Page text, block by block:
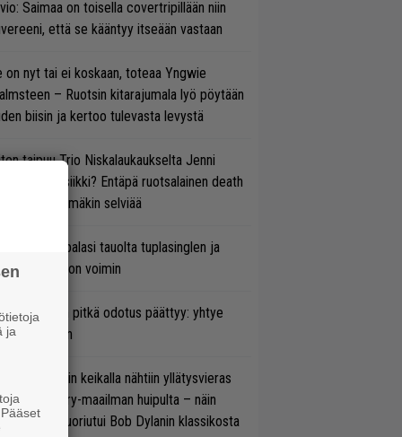
Saimaa on toisella covertripillään niin
että se kääntyy itseään vastaan
on nyt tai ei koskaan, toteaa Yngwie
– Ruotsin kitarajumala lyö pöytään
biisin ja kertoo tulevasta levystä
taipuu Trio Niskalaukaukselta Jenni
musiikki? Entäpä ruotsalainen death
Pian tämäkin selviää
Channel palasi tauolta tuplasinglen ja
videon voimin
fanien pitkä odotus päättyy: yhtye
Suomeen
N’ Rosesin keikalla nähtiin yllätysvieras
country-maailman huipulta – näin
suoriutui Bob Dylanin klassikosta
ja